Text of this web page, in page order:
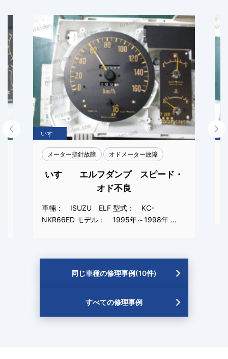
Previous
いすゞ
メーター指針故障 オドメーター故障
いすゞ エルフダンプ スピード・
オド不良
車輛： ISUZU ELF 型式： KC-
NKR66ED モデル： 1995年～1998年 …
Next
同じ車種の修理事例(10件)
すべての修理事例